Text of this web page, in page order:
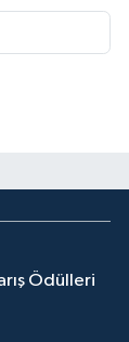
Ödülleri